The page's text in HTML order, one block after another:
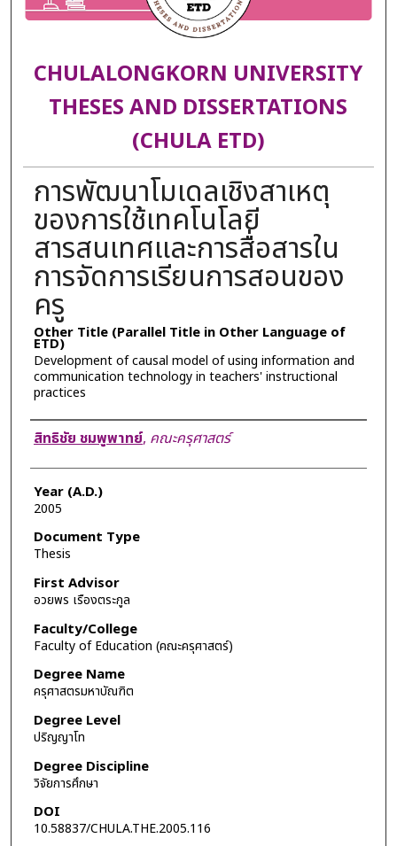
CHULALONGKORN UNIVERSITY
THESES AND DISSERTATIONS
(CHULA ETD)
การพัฒนาโมเดลเชิงสาเหตุ
ของการใช้เทคโนโลยี
สารสนเทศและการสื่อสารใน
การจัดการเรียนการสอนของ
ครู
Other Title (Parallel Title in Other Language of
ETD)
Development of causal model of using information and
communication technology in teachers' instructional
practices
Author
สิทธิชัย ชมพูพาทย์, คณะครุศาสตร์
Year (A.D.)
2005
Document Type
Thesis
First Advisor
อวยพร เรืองตระกูล
Faculty/College
Faculty of Education (คณะครุศาสตร์)
Degree Name
ครุศาสตรมหาบัณฑิต
Degree Level
ปริญญาโท
Degree Discipline
วิจัยการศึกษา
DOI
10.58837/CHULA.THE.2005.116